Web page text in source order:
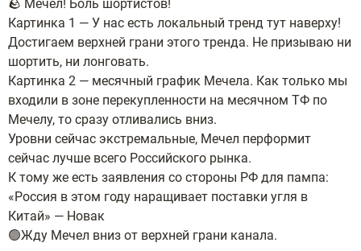
🪨 Мечел! Боль шортистов!
Картинка 1 — У нас есть локальный тренд тут наверху!
Достигаем верхней грани этого тренда. Не призываю ни
шортить, ни лонговать.
Картинка 2 — месячный график Мечела. Как только мы
входили в зоне перекупленности на месячном ТФ по
Мечелу, то сразу отливались вниз.
Уровни сейчас экстремальные, Мечел перформит
сейчас лучше всего Российского рынка.
К тому же есть заявления со стороны РФ для пампа:
«Россия в этом году наращивает поставки угля в
Китай» — Новак
🟢Жду Мечел вниз от верхней грани канала.